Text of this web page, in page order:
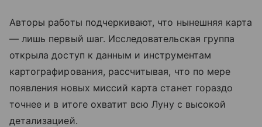
Авторы работы подчеркивают, что нынешняя карта
— лишь первый шаг. Исследовательская группа
открыла доступ к данным и инструментам
картографирования, рассчитывая, что по мере
появления новых миссий карта станет гораздо
точнее и в итоге охватит всю Луну с высокой
детализацией.